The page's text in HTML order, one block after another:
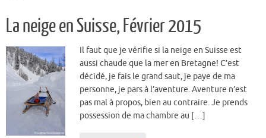
La neige en Suisse, Février 2015
Il faut que je vérifie si la neige en Suisse est
aussi chaude que la mer en Bretagne! C’est
décidé, je fais le grand saut, je paye de ma
personne, je pars à l’aventure. Aventure n’est
pas mal à propos, bien au contraire. Je prends
possession de ma chambre au […]